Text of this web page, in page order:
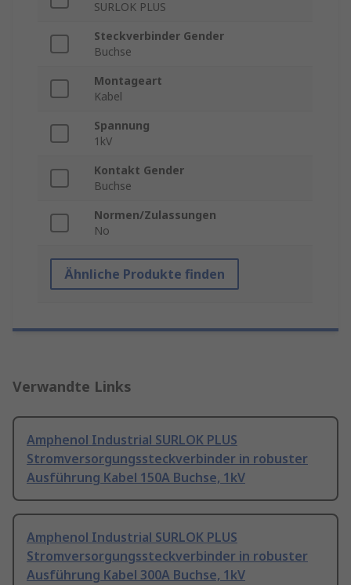
SURLOK PLUS
Steckverbinder Gender
Buchse
Montageart
Kabel
Spannung
1kV
Kontakt Gender
Buchse
Normen/Zulassungen
No
Ähnliche Produkte finden
Verwandte Links
Amphenol Industrial SURLOK PLUS
Stromversorgungssteckverbinder in robuster
Ausführung Kabel 150A Buchse, 1kV
Amphenol Industrial SURLOK PLUS
Stromversorgungssteckverbinder in robuster
Ausführung Kabel 300A Buchse, 1kV